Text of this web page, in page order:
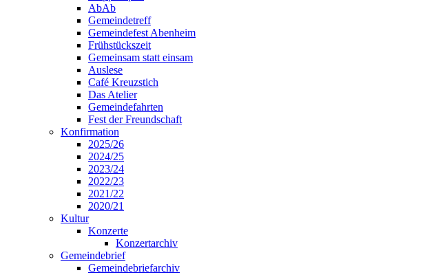
AbAb
Gemeindetreff
Gemeindefest Abenheim
Frühstückszeit
Gemeinsam statt einsam
Auslese
Café Kreuzstich
Das Atelier
Gemeindefahrten
Fest der Freundschaft
Konfirmation
2025/26
2024/25
2023/24
2022/23
2021/22
2020/21
Kultur
Konzerte
Konzertarchiv
Gemeindebrief
Gemeindebriefarchiv